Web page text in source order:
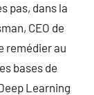
pas, dans la
CEO de
remédier au
bases de
Learning